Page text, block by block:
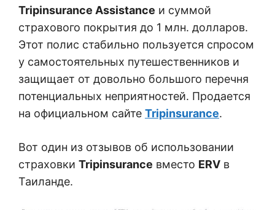
Tripinsurance Assistance и суммой
страхового покрытия до 1 млн. долларов.
Этот полис стабильно пользуется спросом
у самостоятельных путешественников и
защищает от довольно большого перечня
потенциальных неприятностей. Продается
на официальном сайте Tripinsurance.
Вот один из отзывов об использовании
страховки Tripinsurance вместо ERV в
Таиланде.